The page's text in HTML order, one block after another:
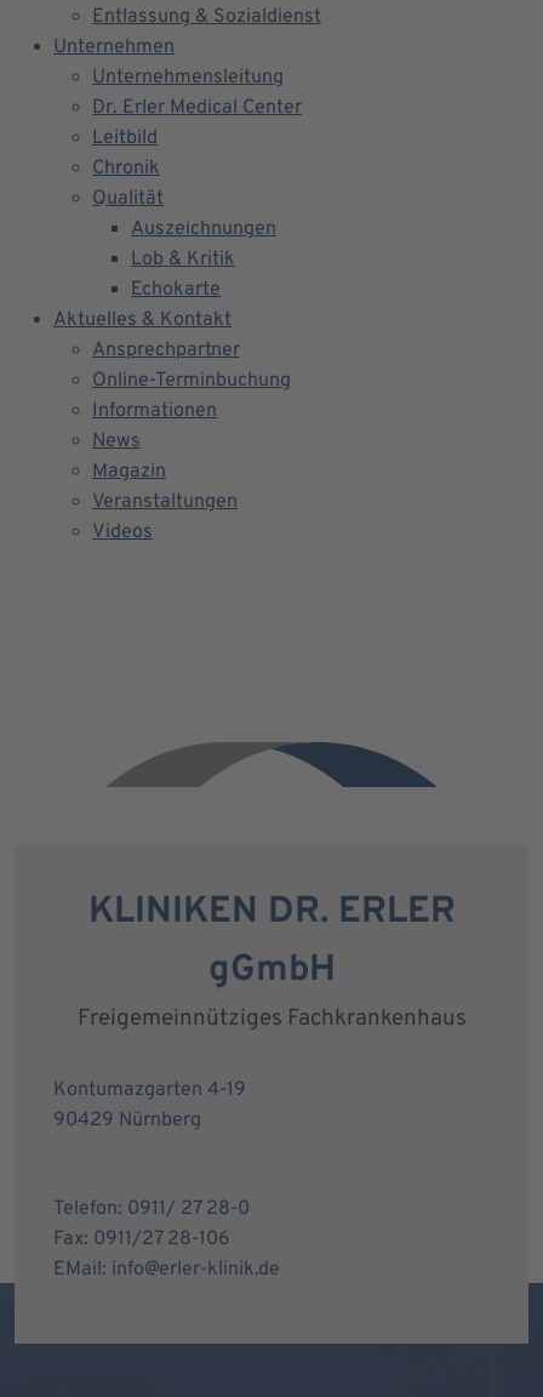
Entlassung & Sozialdienst
Unternehmen
Unternehmensleitung
Dr. Erler Medical Center
Leitbild
Chronik
Qualität
Auszeichnungen
Lob & Kritik
Echokarte
Aktuelles & Kontakt
Ansprechpartner
Online-Terminbuchung
Informationen
News
Magazin
Veranstaltungen
Videos
KLINIKEN DR. ERLER
gGmbH
Freigemeinnütziges Fachkrankenhaus
Kontumazgarten 4-19
90429 Nürnberg
Telefon: 0911/ 27 28-0
Fax: 0911/27 28-106
EMail: info@erler-klinik.de